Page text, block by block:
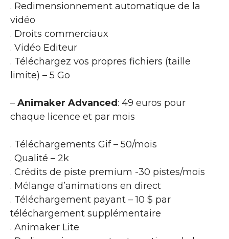
. Redimensionnement automatique de la
vidéo
. Droits commerciaux
. Vidéo Editeur
. Téléchargez vos propres fichiers (taille
limite) – 5 Go
– Animaker Advanced: 49 euros pour
chaque licence et par mois
. Téléchargements Gif – 50/mois
. Qualité – 2k
. Crédits de piste premium -30 pistes/mois
. Mélange d’animations en direct
. Téléchargement payant – 10 $ par
téléchargement supplémentaire
. Animaker Lite